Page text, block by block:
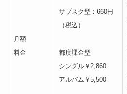
月額
料金
サブスク型：660円
（税込）
都度課金型
シングル￥2,860
アルバム￥5,500